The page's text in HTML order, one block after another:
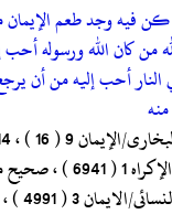
فيه وجد طعم الإيمان
من كان الله ورسوله أحب
النار أحب إليه من أن
) ،